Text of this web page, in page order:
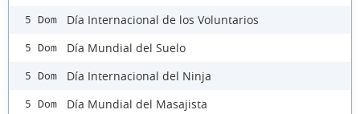
5 Dom Día Internacional de los Voluntarios
5 Dom Día Mundial del Suelo
5 Dom Día Internacional del Ninja
5 Dom Día Mundial del Masajista